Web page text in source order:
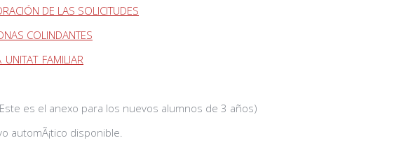
DE LAS SOLICITUDES
COLINDANTES
es el anexo para los nuevos alumnos de 3 años)